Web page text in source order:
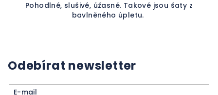
Pohodlné, slušivé, úžasné. Takové jsou šaty z
bavlněného úpletu.
Odebírat newsletter
E-mail